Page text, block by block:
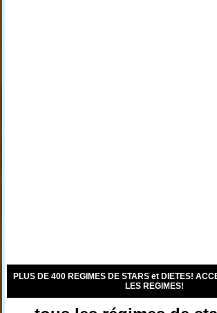
PLUS DE 400 REGIMES DE STARS et DIETES!
LES REGIMES!